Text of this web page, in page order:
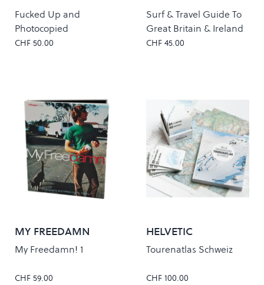
Fucked Up and
Photocopied
CHF 50.00
Surf & Travel Guide To
Great Britain & Ireland
CHF 45.00
MY FREEDAMN
My Freedamn! 1
CHF 59.00
HELVETIC
BACKCOUNTRY
Tourenatlas Schweiz
CHF 100.00